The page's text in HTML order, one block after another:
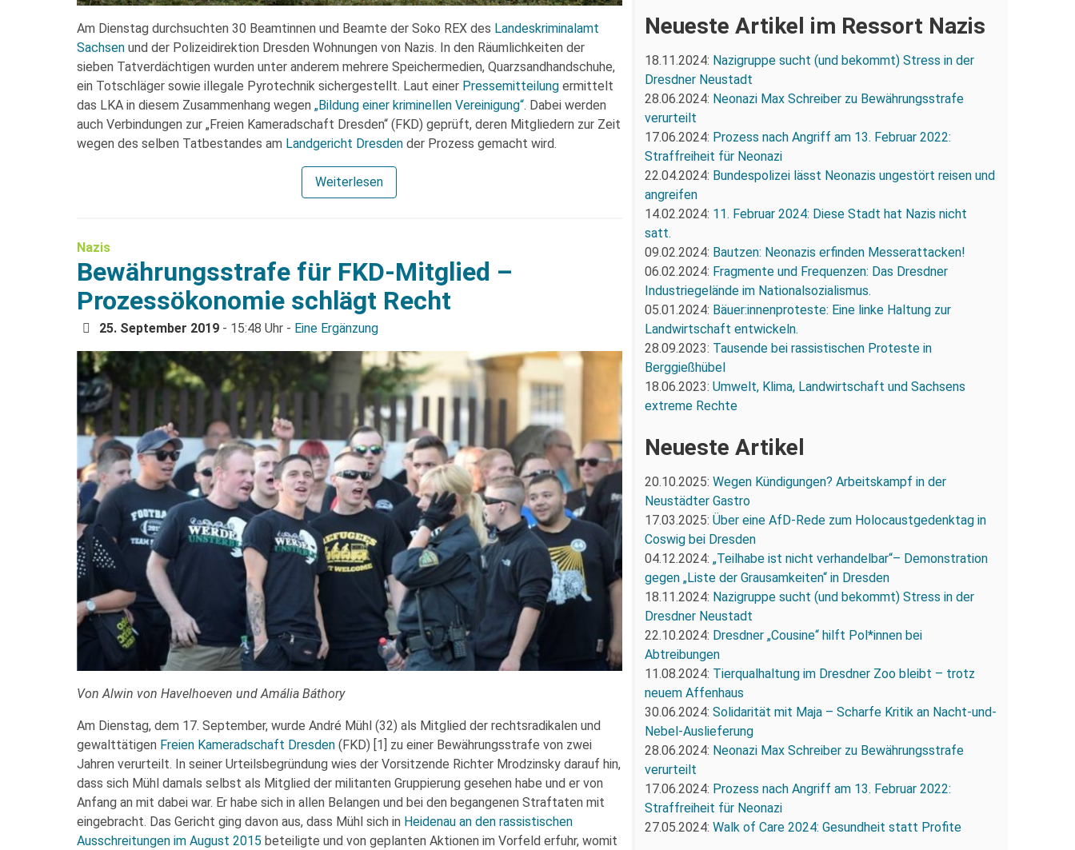
Am Dienstag durchsuchten 30 Beamtinnen und Beamte der Soko REX des Landeskriminalamt
Sachsen und der Polizeidirektion Dresden Wohnungen von Nazis. In den Räumlichkeiten der
sieben Tatverdächtigen wurden unter anderem mehrere Speichermedien, Quarzsandhandschuhe,
ein Totschläger sowie illegale Pyrotechnik sichergestellt. Laut einer Pressemitteilung ermittelt
das LKA in diesem Zusammenhang wegen „Bildung einer kriminellen Vereinigung“. Dabei werden
auch Verbindungen zur „Freien Kameradschaft Dresden“ (FKD) geprüft, deren Mitgliedern zur Zeit
wegen des selben Tatbestandes am Landgericht Dresden der Prozess gemacht wird.
Weiterlesen
Nazis
Bewährungsstrafe für FKD-Mitglied –
Prozessökonomie schlägt Recht
25. September 2019 - 15:48 Uhr - Eine Ergänzung
Von Alwin von Havelhoeven und Amália Báthory
Am Dienstag, dem 17. September, wurde André Mühl (32) als Mitglied der rechtsradikalen und
gewalttätigen Freien Kameradschaft Dresden (FKD) [1] zu einer Bewährungsstrafe von zwei
Jahren verurteilt. In seiner Urteilsbegründung wies der Vorsitzende Richter Mrodzinsky darauf hin,
dass sich Mühl damals selbst als Mitglied der militanten Gruppierung gesehen habe und er von
Anfang an mit dabei war. Er habe sich in allen Belangen und bei den begangenen Straftaten mit
eingebracht. Das Gericht ging davon aus, dass Mühl sich in Heidenau an den rassistischen
Ausschreitungen im August 2015 beteiligte und von geplanten Aktionen im Vorfeld erfuhr, womit
Neueste Artikel im Ressort Nazis
18.11.2024: Nazigruppe sucht (und bekommt) Stress in der
Dresdner Neustadt
28.06.2024: Neonazi Max Schreiber zu Bewährungsstrafe
verurteilt
17.06.2024: Prozess nach Angriff am 13. Februar 2022:
Straffreiheit für Neonazi
22.04.2024: Bundespolizei lässt Neonazis ungestört reisen und
angreifen
14.02.2024: 11. Februar 2024: Diese Stadt hat Nazis nicht
satt.
09.02.2024: Bautzen: Neonazis erfinden Messerattacken!
06.02.2024: Fragmente und Frequenzen: Das Dresdner
Industriegelände im Nationalsozialismus.
05.01.2024: Bäuer:innenproteste: Eine linke Haltung zur
Landwirtschaft entwickeln.
28.09.2023: Tausende bei rassistischen Proteste in
Berggießhübel
18.06.2023: Umwelt, Klima, Landwirtschaft und Sachsens
extreme Rechte
Neueste Artikel
20.10.2025: Wegen Kündigungen? Arbeitskampf in der
Neustädter Gastro
17.03.2025: Über eine AfD-Rede zum Holocaustgedenktag in
Coswig bei Dresden
04.12.2024: „Teilhabe ist nicht verhandelbar“– Demonstration
gegen „Liste der Grausamkeiten“ in Dresden
18.11.2024: Nazigruppe sucht (und bekommt) Stress in der
Dresdner Neustadt
22.10.2024: Dresdner „Cousine“ hilft Pol*innen bei
Abtreibungen
11.08.2024: Tierqualhaltung im Dresdner Zoo bleibt – trotz
neuem Affenhaus
30.06.2024: Solidarität mit Maja – Scharfe Kritik an Nacht-und-
Nebel-Auslieferung
28.06.2024: Neonazi Max Schreiber zu Bewährungsstrafe
verurteilt
17.06.2024: Prozess nach Angriff am 13. Februar 2022:
Straffreiheit für Neonazi
27.05.2024: Walk of Care 2024: Gesundheit statt Profite